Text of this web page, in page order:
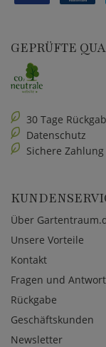
GEPRÜFTE
30 Tage
Datenschutz
Sichere
Über
Unsere Vorteile
Kontakt
Fragen und
Rückgabe
Geschäftskunden
Newsletter